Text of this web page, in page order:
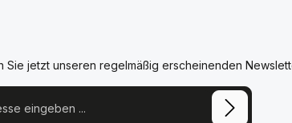
Sie jetzt unseren regelmäßig erscheinenden